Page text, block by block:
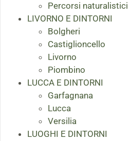
Percorsi naturalistici
LIVORNO E DINTORNI
Bolgheri
Castiglioncello
Livorno
Piombino
LUCCA E DINTORNI
Garfagnana
Lucca
Versilia
LUOGHI E DINTORNI